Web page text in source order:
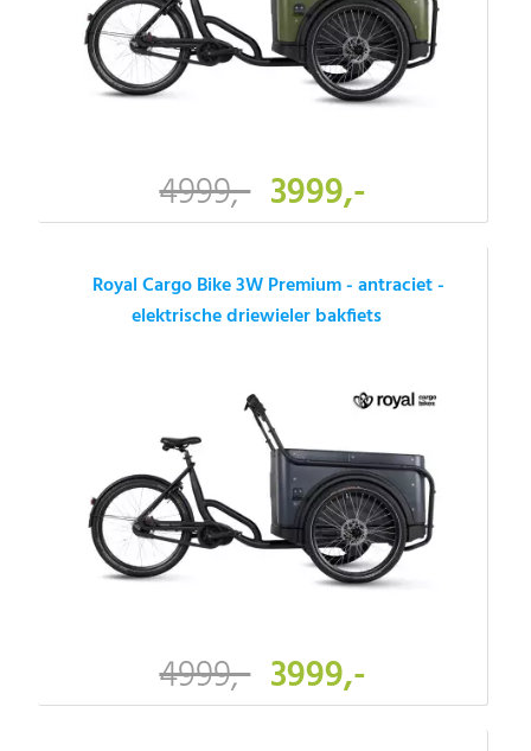
4999,- 3999,-
Royal Cargo Bike 3W Premium - antraciet -
elektrische driewieler bakfiets
4999,- 3999,-